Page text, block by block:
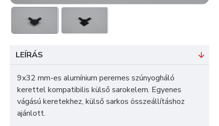
LEÍRÁS
9x32 mm-es alumínium peremes szúnyogháló
kerettel kompatibilis külső sarokelem. Egyenes
vágású keretekhez, külső sarkos összeállításhoz
ajánlott.